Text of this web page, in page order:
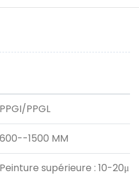
PPGI/PPGL
600--1500 MM
Peinture supérieure : 10-